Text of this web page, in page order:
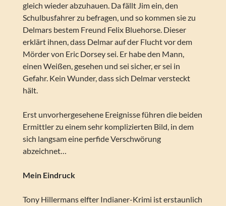
gleich wieder abzuhauen. Da fällt Jim ein, den
Schulbusfahrer zu befragen, und so kommen sie zu
Delmars bestem Freund Felix Bluehorse. Dieser
erklärt ihnen, dass Delmar auf der Flucht vor dem
Mörder von Eric Dorsey sei. Er habe den Mann,
einen Weißen, gesehen und sei sicher, er sei in
Gefahr. Kein Wunder, dass sich Delmar versteckt
hält.
Erst unvorhergesehene Ereignisse führen die beiden
Ermittler zu einem sehr komplizierten Bild, in dem
sich langsam eine perfide Verschwörung
abzeichnet…
Mein Eindruck
Tony Hillermans elfter Indianer-Krimi ist erstaunlich